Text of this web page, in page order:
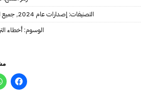
التصنيفات: إصدارات عام 2024 ,جميع
الوسوم: أخطاء